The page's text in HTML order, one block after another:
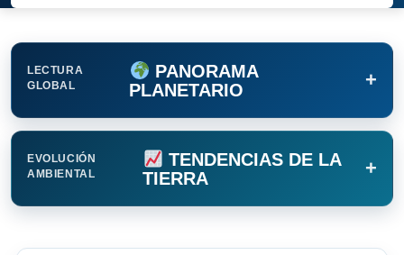
LECTURA
GLOBAL
PANORAMA
PLANETARIO
+
EVOLUCIÓN
AMBIENTAL
TENDENCIAS DE LA
TIERRA
+